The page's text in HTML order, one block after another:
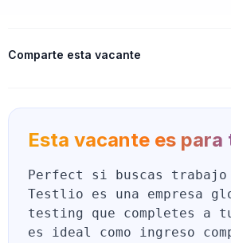
Comparte esta vacante
Esta vacante es para
Perfect si buscas
Testlio es una empresa
testing que completes a
es ideal como ingreso